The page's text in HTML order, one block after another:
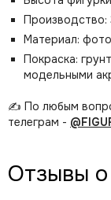
Производство:
Материал:
Покраска:
модельными
✍️ По любым
телеграм -
Отзывы